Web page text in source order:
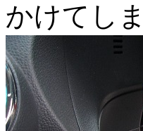
かけてし